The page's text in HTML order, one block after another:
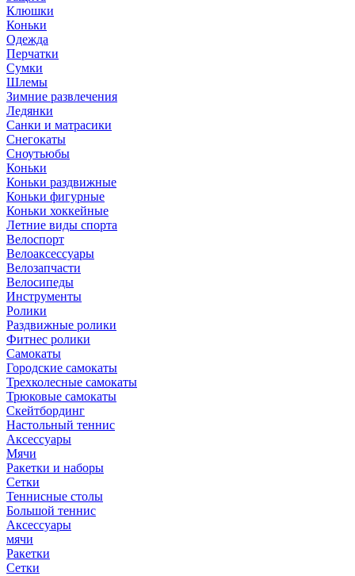
Клюшки
Коньки
Одежда
Перчатки
Сумки
Шлемы
Зимние развлечения
Ледянки
Санки и матрасики
Снегокаты
Сноутьюбы
Коньки
Коньки раздвижные
Коньки фигурные
Коньки хоккейные
Летние виды спорта
Велоспорт
Велоаксессуары
Велозапчасти
Велосипеды
Инструменты
Ролики
Раздвижные ролики
Фитнес ролики
Самокаты
Городские самокаты
Трехколесные самокаты
Трюковые самокаты
Скейтбординг
Настольный теннис
Аксессуары
Мячи
Ракетки и наборы
Сетки
Теннисные столы
Большой теннис
Аксессуары
мячи
Ракетки
Сетки